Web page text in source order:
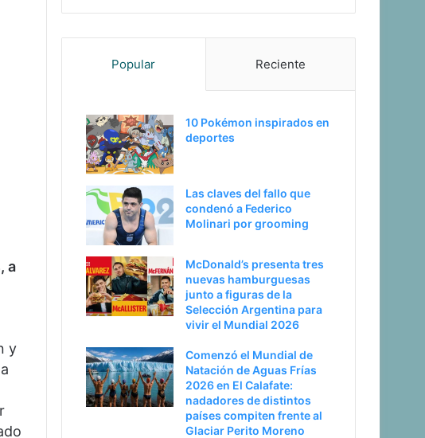
a
y
Popular Reciente
10 Pokémon inspirados en
deportes
Las claves del fallo que
condenó a Federico
Molinari por grooming
McDonald’s presenta tres
nuevas hamburguesas
junto a figuras de la
Selección Argentina para
vivir el Mundial 2026
Comenzó el Mundial de
Natación de Aguas Frías
2026 en El Calafate:
nadadores de distintos
países compiten frente al
Glaciar Perito Moreno